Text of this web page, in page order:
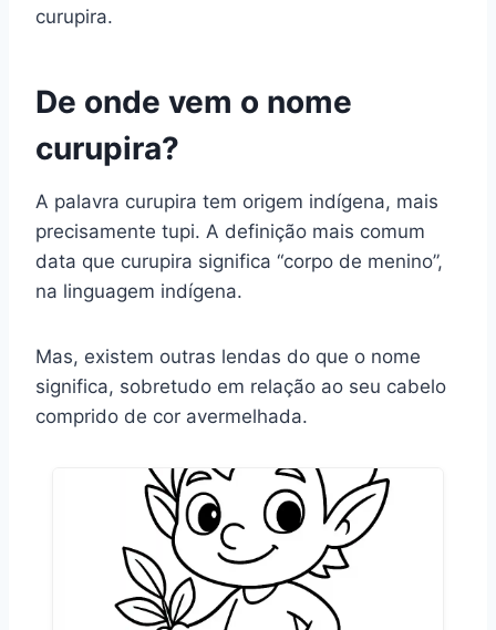
curupira.
De onde vem o nome
curupira?
A palavra curupira tem origem indígena, mais
precisamente tupi. A definição mais comum
data que curupira significa “corpo de menino”,
na linguagem indígena.
Mas, existem outras lendas do que o nome
significa, sobretudo em relação ao seu cabelo
comprido de cor avermelhada.